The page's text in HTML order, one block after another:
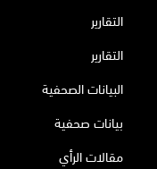
التقارير
التقارير
البيانات الصحفية
بيانات صحفية
مقالات الرأي